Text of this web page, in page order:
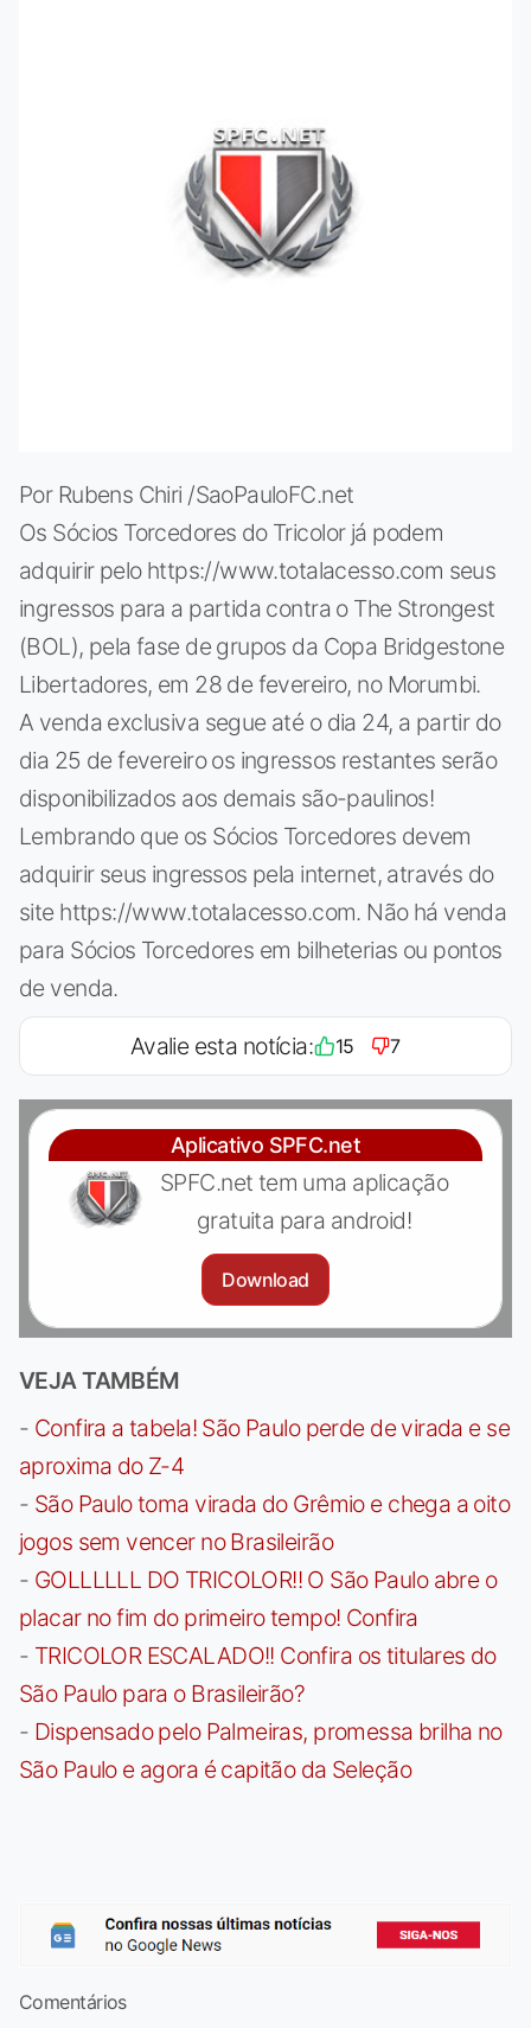
Por Rubens Chiri /SaoPauloFC.net
Os Sócios Torcedores do Tricolor já podem
adquirir pelo https://www.totalacesso.com seus
ingressos para a partida contra o The Strongest
(BOL), pela fase de grupos da Copa Bridgestone
Libertadores, em 28 de fevereiro, no Morumbi.
A venda exclusiva segue até o dia 24, a partir do
dia 25 de fevereiro os ingressos restantes serão
disponibilizados aos demais são-paulinos!
Lembrando que os Sócios Torcedores devem
adquirir seus ingressos pela internet, através do
site https://www.totalacesso.com. Não há venda
para Sócios Torcedores em bilheterias ou pontos
de venda.
Avalie esta notícia: 15 7
Aplicativo SPFC.net
SPFC.net tem uma aplicação
gratuita para android!
Download
VEJA TAMBÉM
- Confira a tabela! São Paulo perde de virada e se
aproxima do Z-4
- São Paulo toma virada do Grêmio e chega a oito
jogos sem vencer no Brasileirão
- GOLLLLLL DO TRICOLOR!! O São Paulo abre o
placar no fim do primeiro tempo! Confira
- TRICOLOR ESCALADO!! Confira os titulares do
São Paulo para o Brasileirão?
- Dispensado pelo Palmeiras, promessa brilha no
São Paulo e agora é capitão da Seleção
Comentários